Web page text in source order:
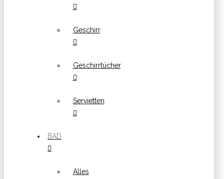
Geschirr
Geschirrtücher
Servietten
BAD
Alles